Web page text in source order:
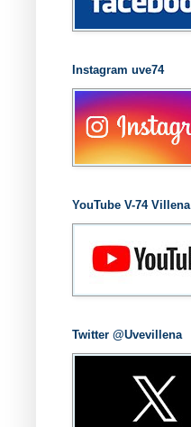
Instagram uve74
YouTube V-74 Villena
Twitter @Uvevillena